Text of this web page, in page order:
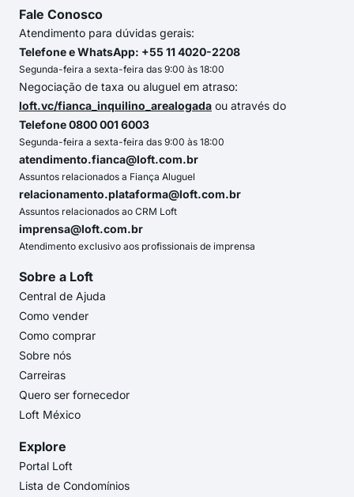
Fale Conosco
Atendimento para dúvidas gerais:
Telefone e WhatsApp: +55 11 4020-2208
Segunda-feira a sexta-feira das 9:00 às 18:00
Negociação de taxa ou aluguel em atraso:
loft.vc/fianca_inquilino_arealogada ou através do
Telefone 0800 001 6003
Segunda-feira a sexta-feira das 9:00 às 18:00
atendimento.fianca@loft.com.br
Assuntos relacionados a Fiança Aluguel
relacionamento.plataforma@loft.com.br
Assuntos relacionados ao CRM Loft
imprensa@loft.com.br
Atendimento exclusivo aos profissionais de imprensa
Sobre a Loft
Central de Ajuda
Como vender
Como comprar
Sobre nós
Carreiras
Quero ser fornecedor
Loft México
Explore
Portal Loft
Lista de Condomínios